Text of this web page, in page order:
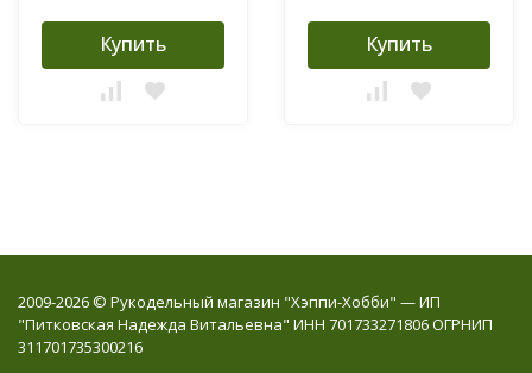
Купить Купить
2009-2026 © Рукодельный магазин "Хэппи-Хобби" — ИП
"Питковская Надежда Витальевна" ИНН 701733271806 ОГРНИП
311701735300216